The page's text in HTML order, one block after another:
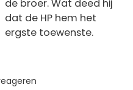
de broer. Wat deed hij
dat de HP hem het
ergste toewenste.